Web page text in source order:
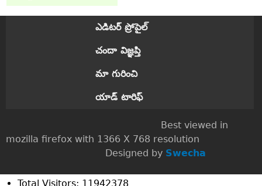
ఎడిటర్ ప్రోపైల్
చందా విజ్ఞప్తి
మా గురించి
యాడ్ టారిఫ్
Best viewed in
mozilla firefox with 1366 X 768 resolution
Designed by Swecha
Total Visitors: 11942378